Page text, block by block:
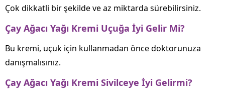
Çok dikkatli bir şekilde ve az miktarda sürebilirsiniz.
Çay Ağacı Yağı Kremi Uçuğa İyi Gelir Mi?
Bu kremi, uçuk için kullanmadan önce doktorunuza
danışmalısınız.
Çay Ağacı Yağı Kremi Sivilceye İyi Gelirmi?